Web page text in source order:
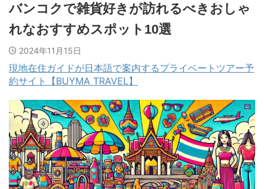
バンコクで雑貨好きが訪れるべきおしゃ
れなおすすめスポット10選
2024年11月15日
現地在住ガイドが日本語で案内するプライベートツアー予
約サイト【BUYMA TRAVEL】